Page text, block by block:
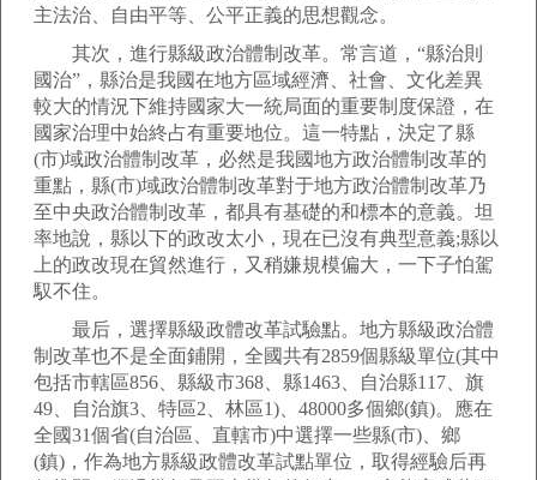
主法治、自由平等、公平正義的思想觀念。
其次，進行縣級政治體制改革。常言道，“縣治則
國治”，縣治是我國在地方區域經濟、社會、文化差異
較大的情況下維持國家大一統局面的重要制度保證，在
國家治理中始終占有重要地位。這一特點，決定了縣
(市)域政治體制改革，必然是我國地方政治體制改革的
重點，縣(市)域政治體制改革對于地方政治體制改革乃
至中央政治體制改革，都具有基礎的和標本的意義。坦
率地說，縣以下的政改太小，現在已沒有典型意義;縣以
上的政改現在貿然進行，又稍嫌規模偏大，一下子怕駕
馭不住。
最后，選擇縣級政體改革試驗點。地方縣級政治體
制改革也不是全面鋪開，全國共有2859個縣級單位(其中
包括市轄區856、縣級市368、縣1463、自治縣117、旗
49、自治旗3、特區2、林區1)、48000多個鄉(鎮)。應在
全國31個省(自治區、直轄市)中選擇一些縣(市)、鄉
(鎮)，作為地方縣級政體改革試點單位，取得經驗后再